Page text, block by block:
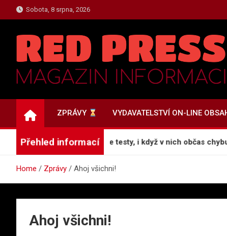
to
Sobota, 8 srpna, 2026
ZPRÁVY VYDAVATELSTVÍ ON-LINE
Přehled informací
Proč náš mozek miluje testy, i když v nich občas
Home Zprávy Ahoj všichni!
Ahoj všichni!